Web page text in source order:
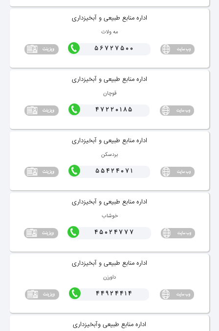
اداره منابع طبیعی و آبخیزداری
مه ولات
56727500
اداره منابع طبیعی و آبخیزداری
قوچان
47220185
اداره منابع طبیعی و آبخیزداری
بردسكن
55424071
اداره منابع طبیعی و آبخیزداری
خوشاب
45024777
اداره منابع طبیعی و آبخیزداری
داورزن
44924414
اداره منابع طبیعی وآبخیزداری